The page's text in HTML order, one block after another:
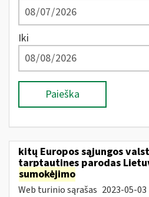
Iki
Paieška
kitų Europos sąjungos
tarptautines parodas
sumokėjimo
Web turinio sąrašas 2023-05-03